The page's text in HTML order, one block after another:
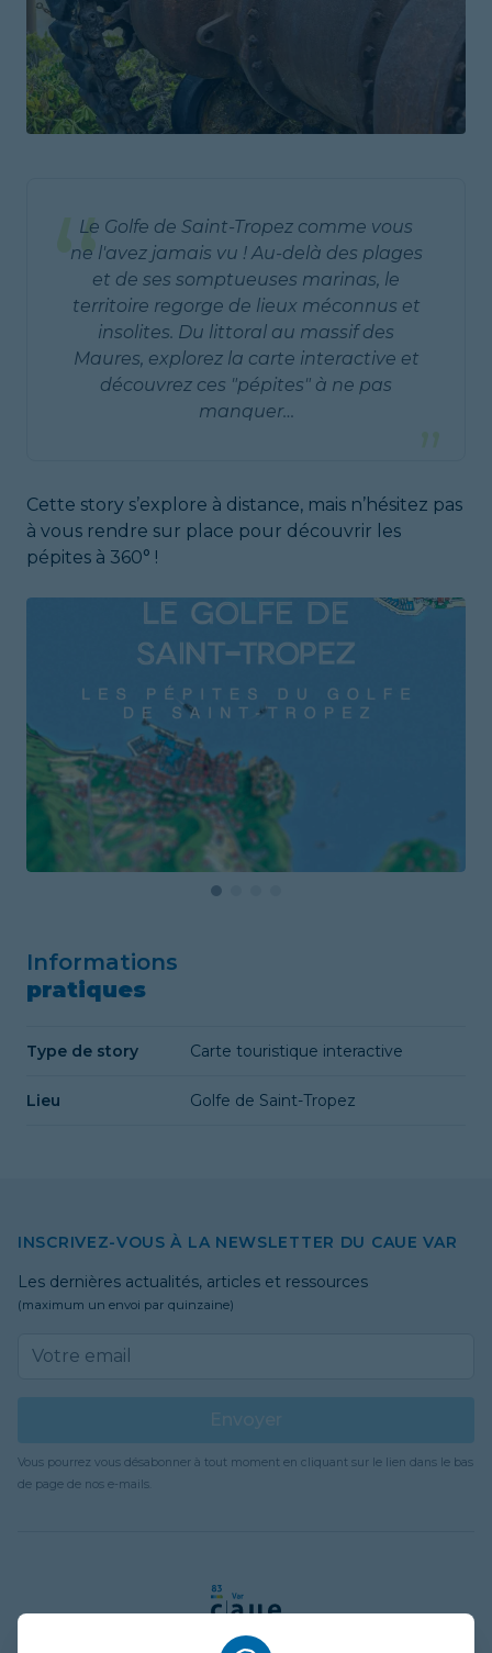
“
Le Golfe de Saint-Tropez comme vous
ne l'avez jamais vu ! Au-delà des plages
et de ses somptueuses marinas, le
territoire regorge de lieux méconnus et
insolites. Du littoral au massif des
Maures, explorez la carte interactive et
découvrez ces "pépites" à ne pas
manquer…
Cette story s’explore à distance, mais n’hésitez pas
à vous rendre sur place pour découvrir les
pépites à 360° !
Informations
pratiques
Type de story Carte touristique interactive
Lieu Golfe de Saint-Tropez
INSCRIVEZ-VOUS À LA NEWSLETTER DU CAUE VAR
Les dernières actualités, articles et ressources
(maximum un envoi par quinzaine)
Vous pourrez vous désabonner à tout moment en cliquant sur le lien dans le bas
de page de nos e-mails.